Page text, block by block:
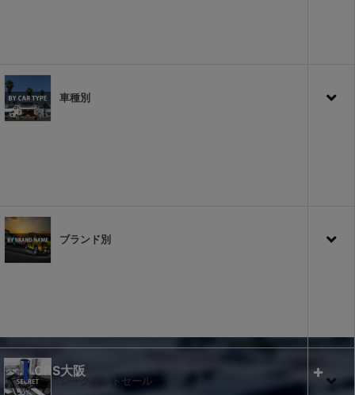
車種別
ブランド別
シークレットセール
CRS大阪